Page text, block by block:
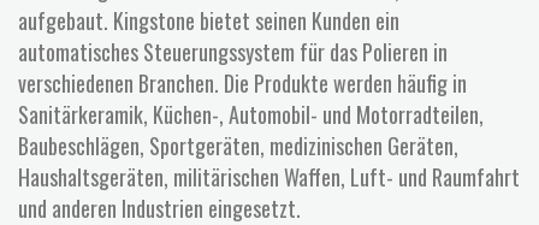
aufgebaut. Kingstone bietet seinen Kunden ein
automatisches Steuerungssystem für das Polieren in
verschiedenen Branchen. Die Produkte werden häufig in
Sanitärkeramik, Küchen-, Automobil- und Motorradteilen,
Baubeschlägen, Sportgeräten, medizinischen Geräten,
Haushaltsgeräten, militärischen Waffen, Luft- und Raumfahrt
und anderen Industrien eingesetzt.